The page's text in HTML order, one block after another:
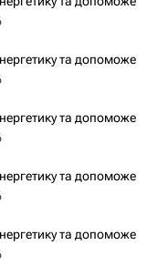
та допоможе
та допоможе
та допоможе
та допоможе